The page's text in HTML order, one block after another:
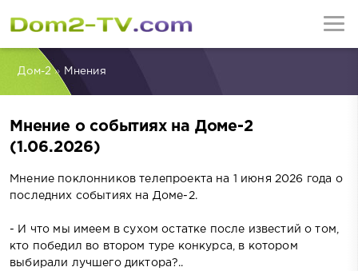
Дом-2» Мнения
Мнение о событиях на Доме-2
(1.06.2026)
Мнение поклонников телепроекта на 1 июня 2026 года о
последних событиях на Доме-2.
- И что мы имеем в сухом остатке после известий о том,
кто победил во втором туре конкурса, в котором
выбирали лучшего диктора?..